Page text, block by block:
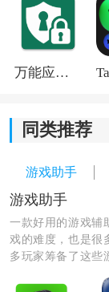
部分服饰支持
细节，搭配出
完成搭配后，可
交流搭配思路，
5、一键购买与
看中的搭配方
内衣橱，具体
为准。
万能应用隐藏
同类推荐
游戏助手
游戏助手
一款好用的游戏辅
戏的难度，也是很
多玩家筹备了这些